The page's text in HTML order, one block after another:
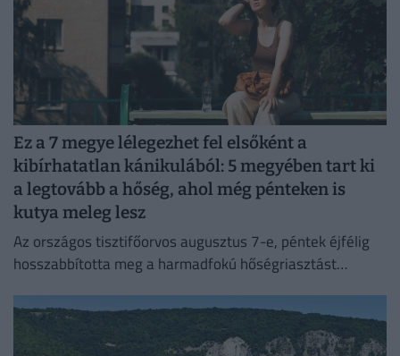
Ez a 7 megye lélegezhet fel elsőként a
kibírhatatlan kánikulából: 5 megyében tart ki
a legtovább a hőség, ahol még pénteken is
kutya meleg lesz
Az országos tisztifőorvos augusztus 7-e, péntek éjfélig
hosszabbította meg a harmadfokú hőségriasztást
fellélegezhetünk.